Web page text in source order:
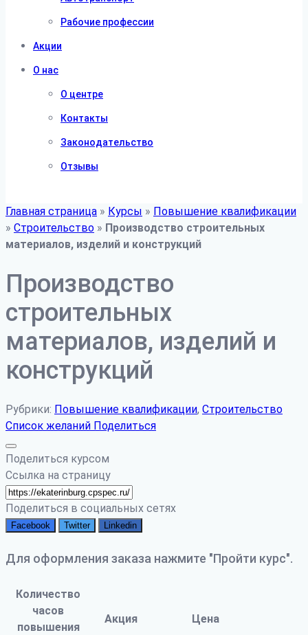
Рабочие профессии
Акции
О нас
О центре
Контакты
Законодательство
Отзывы
Главная страница » Курсы » Повышение квалификации
» Строительство » Производство строительных
материалов, изделий и конструкций
Производство
строительных
материалов, изделий и
конструкций
Рубрики: Повышение квалификации, Строительство
Список желаний Поделиться
Поделиться курсом
Ссылка на страницу
Поделиться в социальных сетях
Facebook Twitter Linkedin
Для оформления заказа нажмите "Пройти курс".
Количество
часов
повышения
Акция Цена